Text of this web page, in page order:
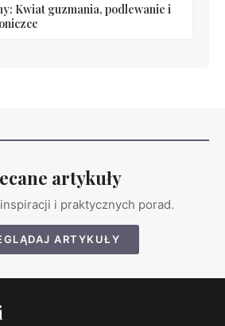
Kwiat guzmania, podlewanie i
artykuły
i praktycznych porad.
ARTYKUŁY